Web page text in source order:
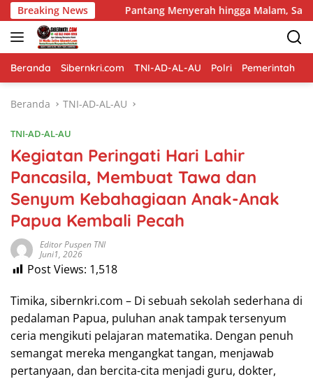
Langsung
ke
konten
Breaking News
Pantang Menyerah hingga Malam, Satgas TMMD Ke-129
Beranda Sibernkri.com TNI-AD-AL-AU Polri Pemerintah
Beranda TNI-AD-AL-AU
TNI-AD-AL-AU
Kegiatan Peringati Hari Lahir
Pancasila, Membuat Tawa dan
Senyum Kebahagiaan Anak-Anak
Papua Kembali Pecah
Editor Puspen TNI
Juni1, 2026
Post Views: 1,518
Timika, sibernkri.com – Di sebuah sekolah sederhana di
pedalaman Papua, puluhan anak tampak tersenyum
ceria mengikuti pelajaran matematika. Dengan penuh
semangat mereka mengangkat tangan, menjawab
pertanyaan, dan bercita-cita menjadi guru, dokter,